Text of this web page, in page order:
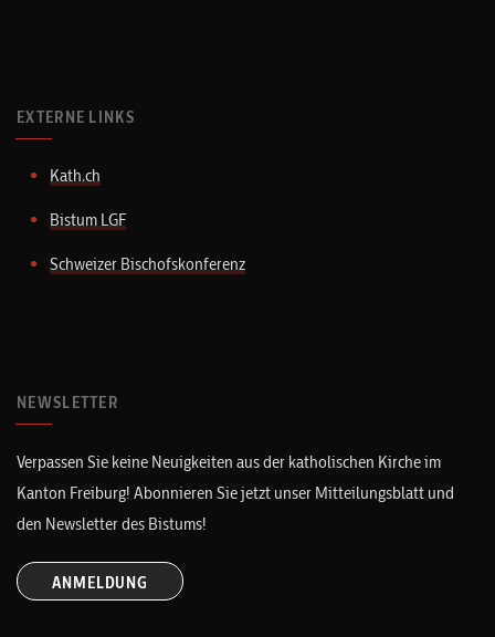
EXTERNE LINKS
Kath.ch
Bistum LGF
Schweizer Bischofskonferenz
NEWSLETTER
Verpassen Sie keine Neuigkeiten aus der katholischen Kirche im
Kanton Freiburg! Abonnieren Sie jetzt unser Mitteilungsblatt und
den Newsletter des Bistums!
ANMELDUNG